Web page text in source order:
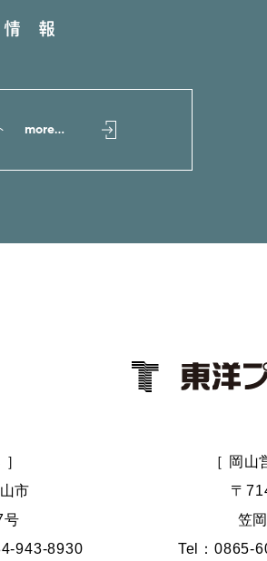
報
more...
市
号
943-8930
［ 岡山
〒
笠
Tel：0865-